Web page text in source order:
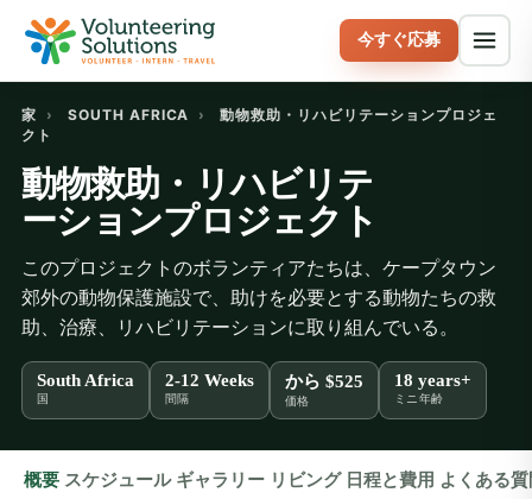
今すぐ応募
家 › SOUTH AFRICA ›
動物救助・リハビリテーションプロジェ
クト
動物救助・リハビリテ
ーションプロジェクト
このプロジェクトのボランティアたちは、ケープタウン
郊外の動物保護施設で、助けを必要とする動物たちの救
助、治療、リハビリテーションに取り組んでいる。
South Africa
国
2-12 Weeks
間隔
から $525
価格
18 years+
ミニ年齢
概要 スケジュール ギャラリー リビング 日程と費用 よくある質